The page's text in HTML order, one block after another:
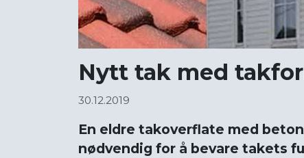
Nytt tak med
30.12.2019
En eldre takoverflate med
nødvendig for å bevare takets